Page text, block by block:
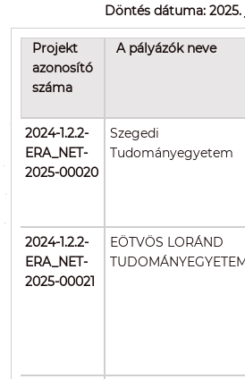
Döntés dátuma: 2025.
Projekt
azonosító
száma
A pályázók neve
2024-1.2.2-
ERA_NET-
2025-00020
Szegedi
Tudományegyetem
2024-1.2.2-
ERA_NET-
2025-00021
EÖTVÖS LORÁND